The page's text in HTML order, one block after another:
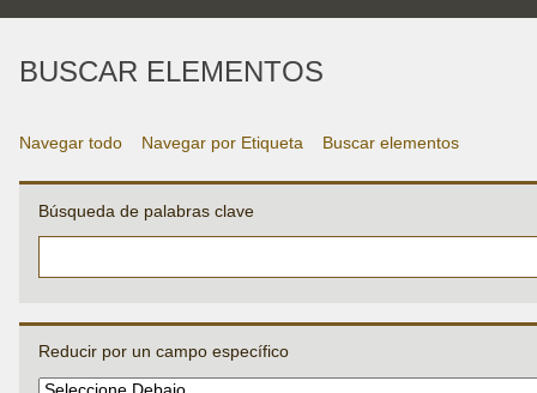
BUSCAR ELEMENTOS
Navegar todo Navegar por Etiqueta Buscar elementos
Búsqueda de palabras clave
Reducir por un campo específico